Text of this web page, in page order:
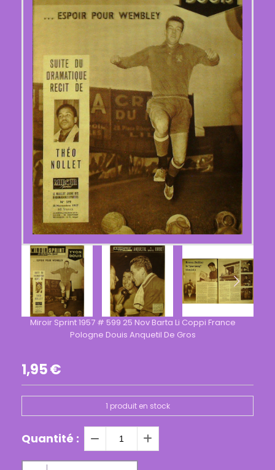
Miroir Sprint 1957 # 599 25 Nov Barta Li Coppi France
Pologne Douis Anquetil De Gros
1,95€
1 produit en stock
Quantité :